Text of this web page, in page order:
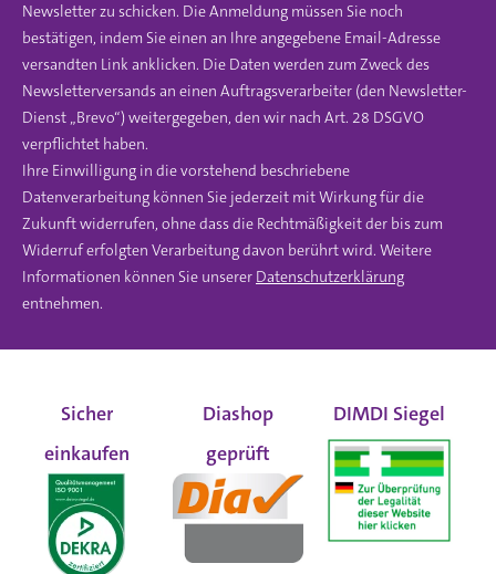
Newsletter zu schicken. Die Anmeldung müssen Sie noch
bestätigen, indem Sie einen an Ihre angegebene Email-Adresse
versandten Link anklicken. Die Daten werden zum Zweck des
Newsletterversands an einen Auftragsverarbeiter (den Newsletter-
Dienst „Brevo“) weitergegeben, den wir nach Art. 28 DSGVO
verpflichtet haben.
Ihre Einwilligung in die vorstehend beschriebene
Datenverarbeitung können Sie jederzeit mit Wirkung für die
Zukunft widerrufen, ohne dass die Rechtmäßigkeit der bis zum
Widerruf erfolgten Verarbeitung davon berührt wird. Weitere
Informationen können Sie unserer Datenschutzerklärung
entnehmen.
Sicher
einkaufen
Diashop
geprüft
DIMDI Siegel